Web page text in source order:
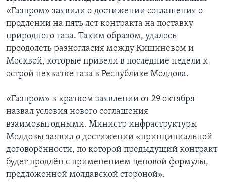
«Газпром» заявили о достижении соглашения о
продлении на пять лет контракта на поставку
природного газа. Таким образом, удалось
преодолеть разногласия между Кишиневом и
Москвой, которые привели в последние недели к
острой нехватке газа в Республике Молдова.
«Газпром» в кратком заявлении от 29 октября
назвал условия нового соглашения
взаимовыгодными. Министр инфраструктуры
Молдовы заявил о достижении «принципиальной
договорённости, по которой предыдущий контракт
будет продлён с применением ценовой формулы,
предложенной молдавской стороной».